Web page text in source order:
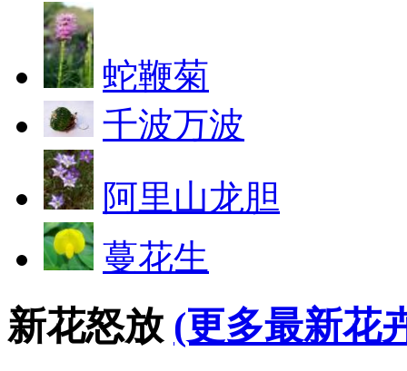
蛇鞭菊
千波万波
阿里山龙胆
蔓花生
新花怒放 (更多最新花